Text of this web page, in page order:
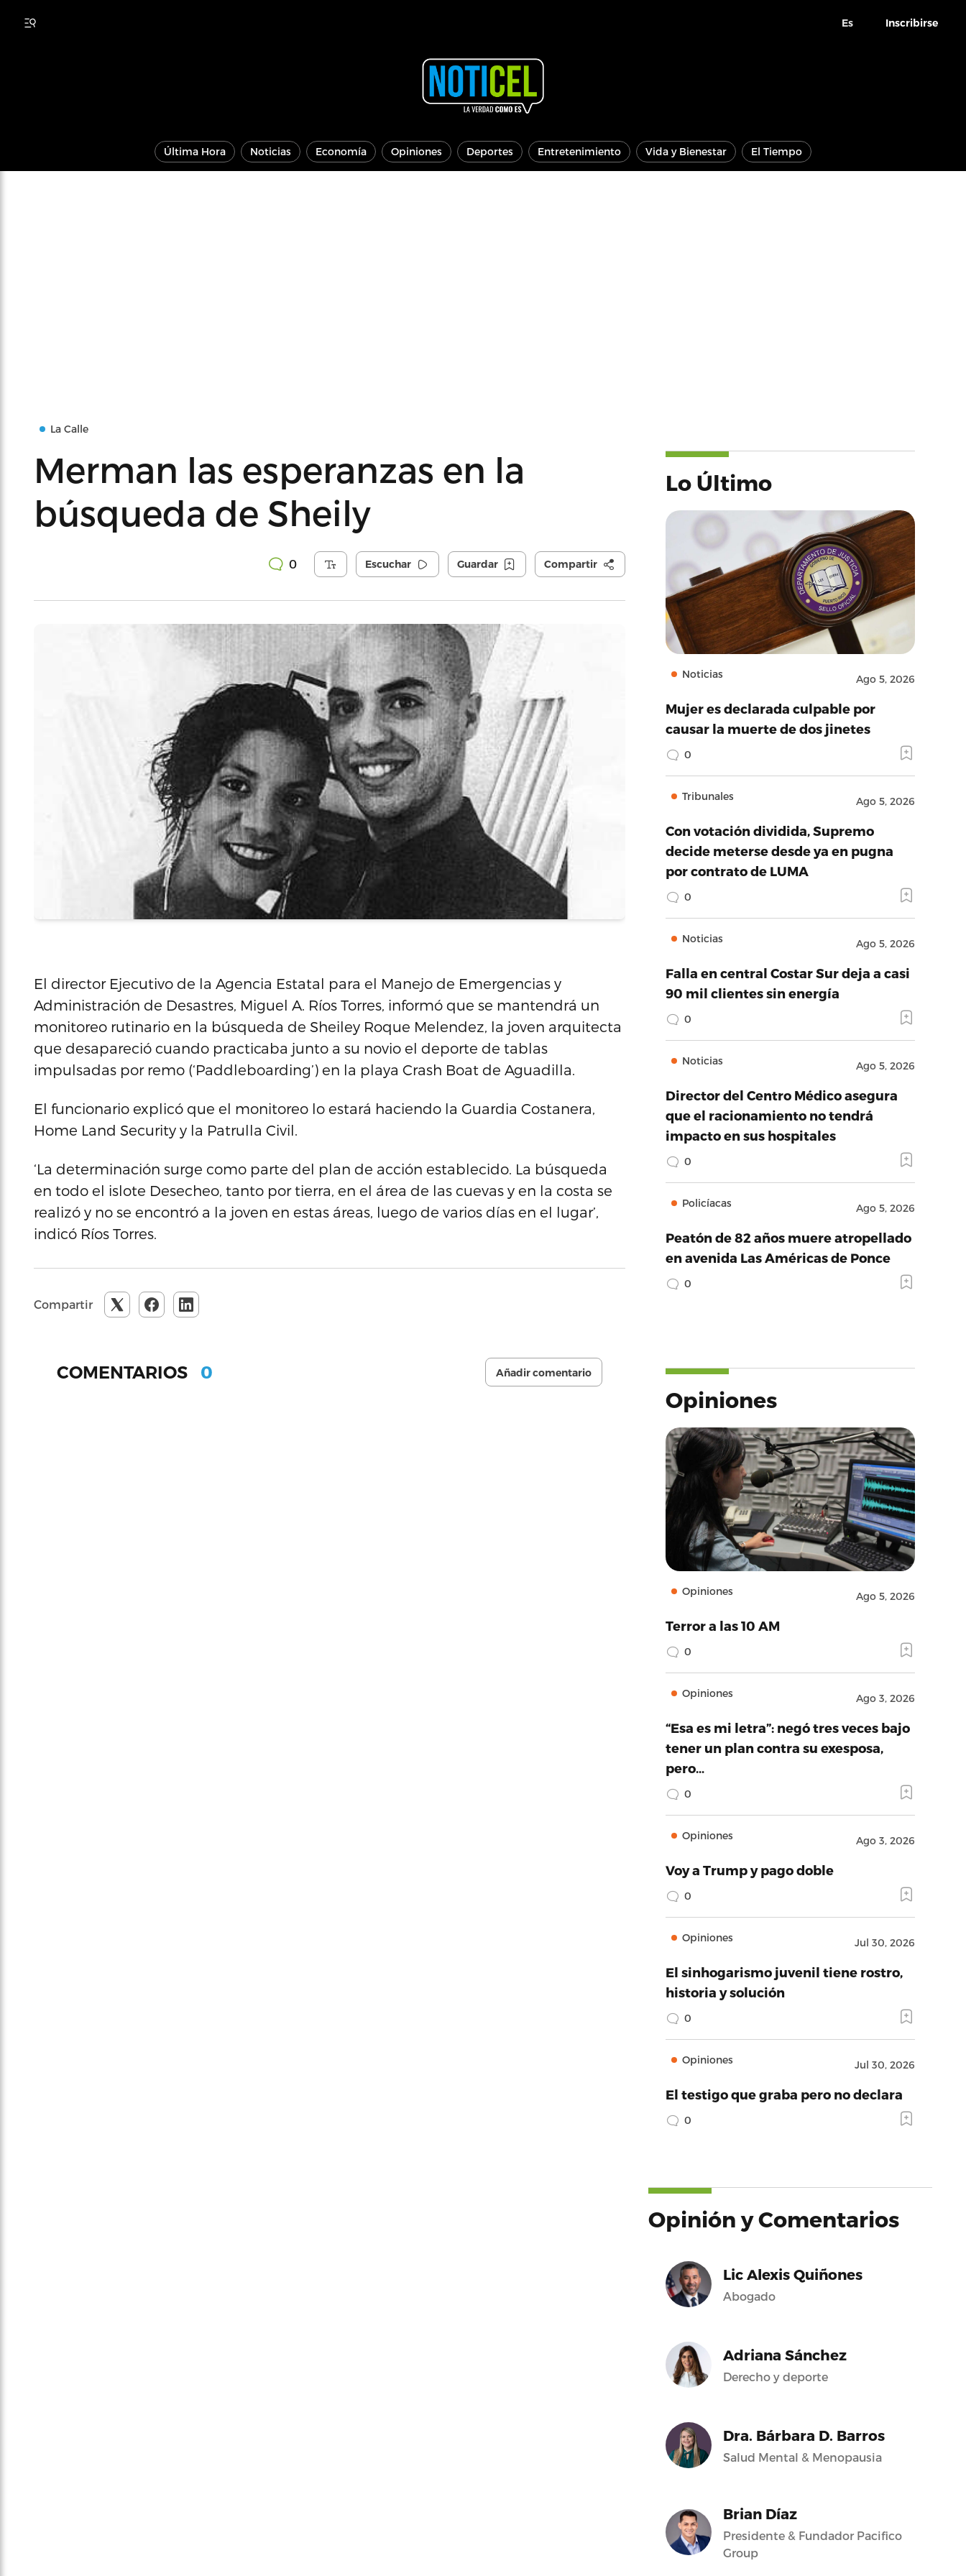
Es Inscribirse
Última Hora Noticias Economía Opiniones Deportes Entretenimiento Vida y Bienestar El Tiempo
La Calle
Merman las esperanzas en la
búsqueda de Sheily
0 Escuchar Guardar Compartir
El director Ejecutivo de la Agencia Estatal para el Manejo de Emergencias y
Administración de Desastres, Miguel A. Ríos Torres, informó que se mantendrá un
monitoreo rutinario en la búsqueda de Sheiley Roque Melendez, la joven arquitecta
que desapareció cuando practicaba junto a su novio el deporte de tablas
impulsadas por remo (‘Paddleboarding’) en la playa Crash Boat de Aguadilla.
El funcionario explicó que el monitoreo lo estará haciendo la Guardia Costanera,
Home Land Security y la Patrulla Civil.
‘La determinación surge como parte del plan de acción establecido. La búsqueda
en todo el islote Desecheo, tanto por tierra, en el área de las cuevas y en la costa se
realizó y no se encontró a la joven en estas áreas, luego de varios días en el lugar’,
indicó Ríos Torres.
Compartir
COMENTARIOS 0 Añadir comentario
Lo Último
Noticias Ago 5, 2026
Mujer es declarada culpable por
causar la muerte de dos jinetes
0
Tribunales Ago 5, 2026
Con votación dividida, Supremo
decide meterse desde ya en pugna
por contrato de LUMA
0
Noticias Ago 5, 2026
Falla en central Costar Sur deja a casi
90 mil clientes sin energía
0
Noticias Ago 5, 2026
Director del Centro Médico asegura
que el racionamiento no tendrá
impacto en sus hospitales
0
Policíacas Ago 5, 2026
Peatón de 82 años muere atropellado
en avenida Las Américas de Ponce
0
Opiniones
Opiniones Ago 5, 2026
Terror a las 10 AM
0
Opiniones Ago 3, 2026
“Esa es mi letra”: negó tres veces bajo
tener un plan contra su exesposa,
pero…
0
Opiniones Ago 3, 2026
Voy a Trump y pago doble
0
Opiniones Jul 30, 2026
El sinhogarismo juvenil tiene rostro,
historia y solución
0
Opiniones Jul 30, 2026
El testigo que graba pero no declara
0
Opinión y Comentarios
Lic Alexis Quiñones
Abogado
Adriana Sánchez
Derecho y deporte
Dra. Bárbara D. Barros
Salud Mental & Menopausia
Brian Díaz
Presidente & Fundador Pacifico
Group